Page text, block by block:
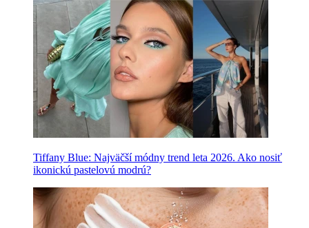
Tiffany Blue: Najväčší módny trend leta 2026. Ako nosiť
ikonickú pastelovú modrú?